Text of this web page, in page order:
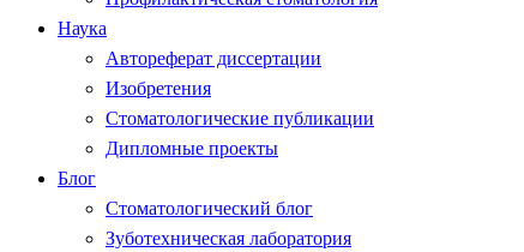
Наука
Автореферат диссертации
Изобретения
Стоматологические публикации
Дипломные проекты
Блог
Стоматологический блог
Зуботехническая лаборатория